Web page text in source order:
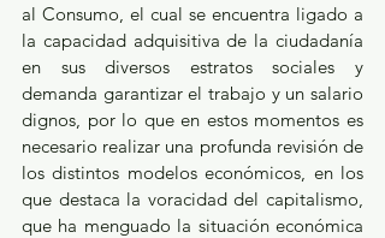
al Consumo, el cual se encuentra ligado a
la capacidad adquisitiva de la ciudadanía
en sus diversos estratos sociales y
demanda garantizar el trabajo y un salario
dignos, por lo que en estos momentos es
necesario realizar una profunda revisión de
los distintos modelos económicos, en los
que destaca la voracidad del capitalismo,
que ha menguado la situación económica